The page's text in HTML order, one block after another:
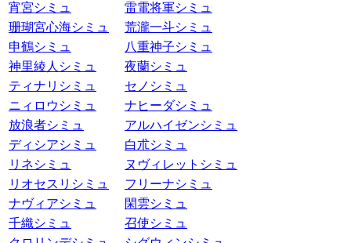
宵宮シミュ
雷電将軍シミュ
珊瑚宮心海シミュ
荒瀧一斗シミュ
申鶴シミュ
八重神子シミュ
神里綾人シミュ
夜蘭シミュ
ティナリシミュ
セノシミュ
ニィロウシミュ
ナヒーダシミュ
放浪者シミュ
アルハイゼンシミュ
ディシアシミュ
白朮シミュ
リネシミュ
ヌヴィレットシミュ
リオセスリシミュ
フリーナシミュ
ナヴィアシミュ
閑雲シミュ
千織シミュ
召使シミュ